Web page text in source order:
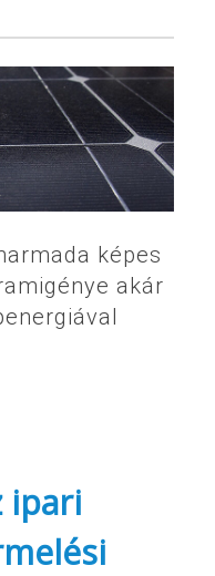
képes
akár
ipari